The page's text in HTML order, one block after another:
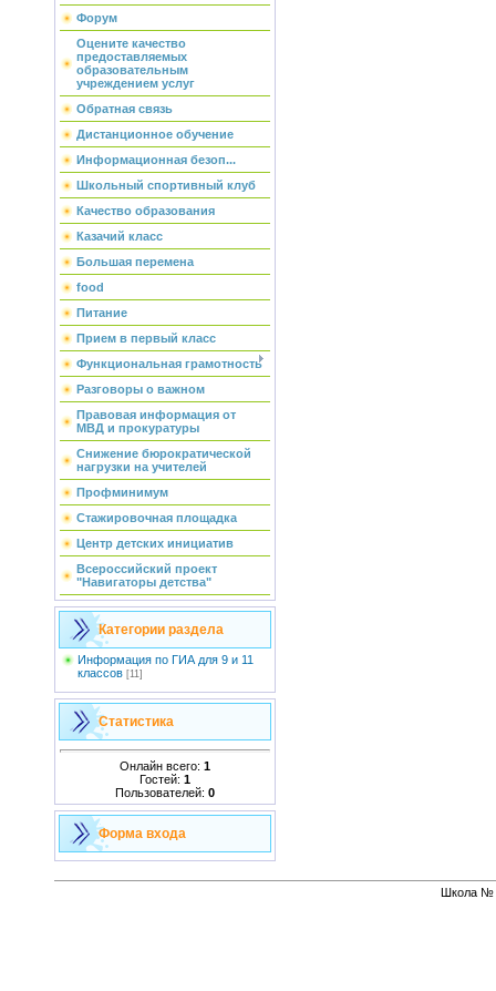
Форум
Оцените качество
предоставляемых
образовательным
учреждением услуг
Обратная связь
Дистанционное обучение
Информационная безоп...
Школьный спортивный клуб
Качество образования
Казачий класс
Большая перемена
food
Питание
Прием в первый класс
Функциональная грамотность
Разговоры о важном
Правовая информация от
МВД и прокуратуры
Снижение бюрократической
нагрузки на учителей
Профминимум
Стажировочная площадка
Центр детских инициатив
Всероссийский проект
"Навигаторы детства"
Категории раздела
Информация по ГИА для 9 и 11
классов [11]
Статистика
Онлайн всего: 1
Гостей: 1
Пользователей: 0
Форма входа
Школа №